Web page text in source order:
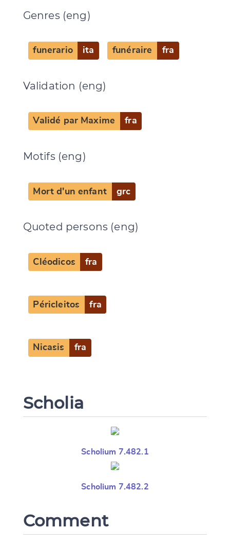
Genres (eng)
funerario ita funéraire fra
Validation (eng)
Validé par Maxime fra
Motifs (eng)
Mort d'un enfant grc
Quoted persons (eng)
Cléodicos fra
Péricleitos fra
Nicasis fra
Scholia
Scholium 7.482.1
Scholium 7.482.2
Comment
Change language
CANCEL SUBMIT & CHANGE